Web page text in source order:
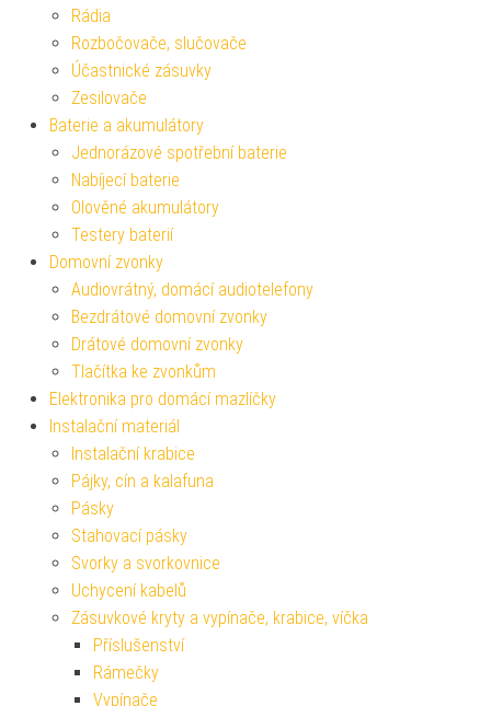
Rádia
Rozbočovače, slučovače
Účastnické zásuvky
Zesilovače
Baterie a akumulátory
Jednorázové spotřební baterie
Nabíjecí baterie
Olověné akumulátory
Testery baterií
Domovní zvonky
Audiovrátný, domácí audiotelefony
Bezdrátové domovní zvonky
Drátové domovní zvonky
Tlačítka ke zvonkům
Elektronika pro domácí mazlíčky
Instalační materiál
Instalační krabice
Pájky, cín a kalafuna
Pásky
Stahovací pásky
Svorky a svorkovnice
Uchycení kabelů
Zásuvkové kryty a vypínače, krabice, víčka
Příslušenství
Rámečky
Vypínače